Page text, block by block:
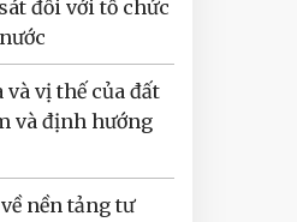
đối với tổ chức
vị thế của đất
và định hướng
nền tảng tư